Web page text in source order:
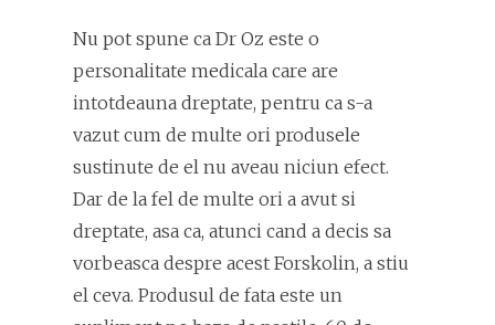
Nu pot spune ca Dr Oz este o
personalitate medicala care are
intotdeauna dreptate, pentru ca s-a
vazut cum de multe ori produsele
sustinute de el nu aveau niciun efect.
Dar de la fel de multe ori a avut si
dreptate, asa ca, atunci cand a decis sa
vorbeasca despre acest Forskolin, a stiu
el ceva. Produsul de fata este un